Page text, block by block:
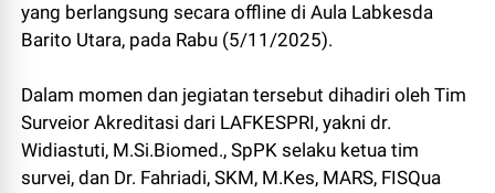
yang berlangsung secara offline di Aula Labkesda
Barito Utara, pada Rabu (5/11/2025).
Dalam momen dan jegiatan tersebut dihadiri oleh Tim
Surveior Akreditasi dari LAFKESPRI, yakni dr.
Widiastuti, M.Si.Biomed., SpPK selaku ketua tim
survei, dan Dr. Fahriadi, SKM, M.Kes, MARS, FISQua